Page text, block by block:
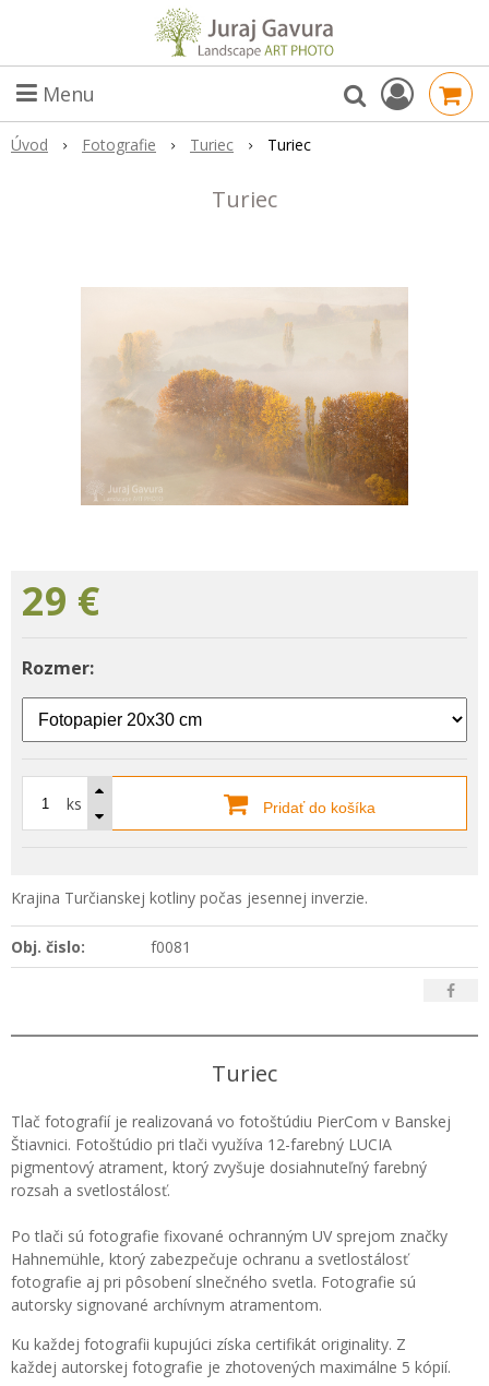
Menu
Úvod Fotografie Turiec Turiec
Turiec
29 €
Rozmer:
ks Pridať do košíka
Krajina Turčianskej kotliny počas jesennej inverzie.
Obj. čislo: f0081
Turiec
Tlač fotografií je realizovaná vo fotoštúdiu PierCom v Banskej
Štiavnici. Fotoštúdio pri tlači využíva 12-farebný LUCIA
pigmentový atrament, ktorý zvyšuje dosiahnuteľný farebný
rozsah a svetlostálosť.
Po tlači sú fotografie fixované ochranným UV sprejom značky
Hahnemühle, ktorý zabezpečuje ochranu a svetlostálosť
fotografie aj pri pôsobení slnečného svetla. Fotografie sú
autorsky signované archívnym atramentom.
Ku každej fotografii kupujúci získa certifikát originality. Z
každej autorskej fotografie je zhotovených maximálne 5 kópií.